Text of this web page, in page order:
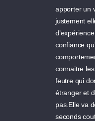
apporter un
justement
confiance
connaitre
feutre qui
étranger et
pas.Elle va
seconds